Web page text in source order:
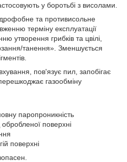
у боротьбі з висолами.
та противисольне
терміну експлуатації
утворення грибків та цвілі,
танення». Зменшується
пов'язує пил, запобігає
газообміну
паропроникність
поверхні
поверхні